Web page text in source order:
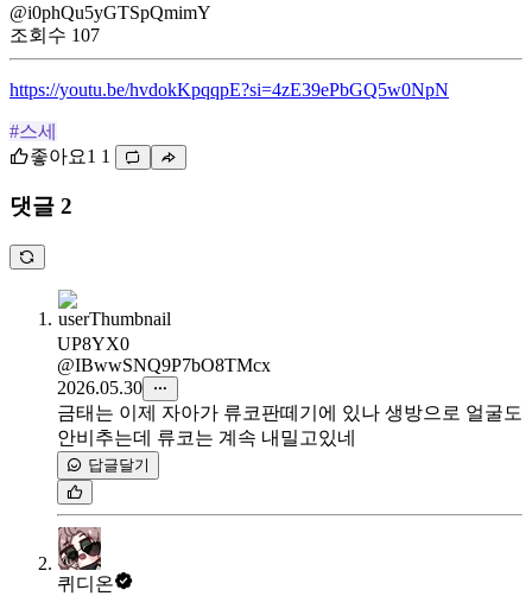
@i0phQu5yGTSpQmimY
조회수 107
https://youtu.be/hvdokKpqqpE?si=4zE39ePbGQ5w0NpN
#스세
좋아요1 1
댓글 2
UP8YX0
@IBwwSNQ9P7bO8TMcx
2026.05.30
금태는 이제 자아가 류코판떼기에 있나 생방으로 얼굴도
안비추는데 류코는 계속 내밀고있네
답글달기
퀴디온